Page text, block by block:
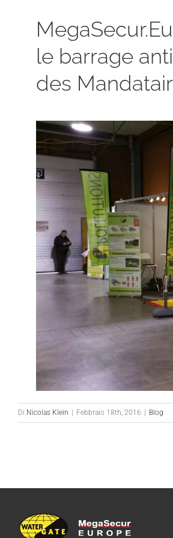
le barrage
des
Di Nicolas Klein | Febbraio 18th, 2016 | Blog